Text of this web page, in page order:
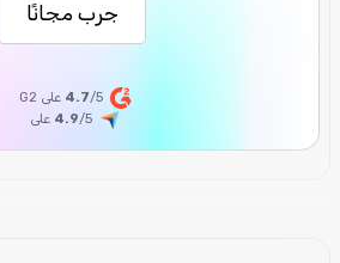
جرب مجانًا
4.7/5 على G2
4.9/5 على